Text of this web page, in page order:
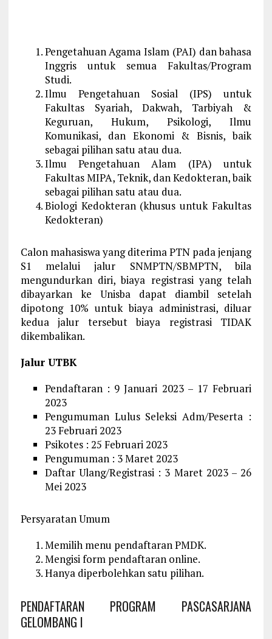
Pengetahuan Agama Islam (PAI) dan bahasa
Inggris untuk semua Fakultas/Program
Studi.
Ilmu Pengetahuan Sosial (IPS) untuk
Fakultas Syariah, Dakwah, Tarbiyah &
Keguruan, Hukum, Psikologi, Ilmu
Komunikasi, dan Ekonomi & Bisnis, baik
sebagai pilihan satu atau dua.
Ilmu Pengetahuan Alam (IPA) untuk
Fakultas MIPA, Teknik, dan Kedokteran, baik
sebagai pilihan satu atau dua.
Biologi Kedokteran (khusus untuk Fakultas
Kedokteran)
Calon mahasiswa yang diterima PTN pada jenjang
S1 melalui jalur SNMPTN/SBMPTN, bila
mengundurkan diri, biaya registrasi yang telah
dibayarkan ke Unisba dapat diambil setelah
dipotong 10% untuk biaya administrasi, diluar
kedua jalur tersebut biaya registrasi TIDAK
dikembalikan.
Jalur UTBK
Pendaftaran : 9 Januari 2023 – 17 Februari
2023
Pengumuman Lulus Seleksi Adm/Peserta :
23 Februari 2023
Psikotes : 25 Februari 2023
Pengumuman : 3 Maret 2023
Daftar Ulang/Registrasi : 3 Maret 2023 – 26
Mei 2023
Persyaratan Umum
Memilih menu pendaftaran PMDK.
Mengisi form pendaftaran online.
Hanya diperbolehkan satu pilihan.
PENDAFTARAN PROGRAM PASCASARJANA
GELOMBANG I